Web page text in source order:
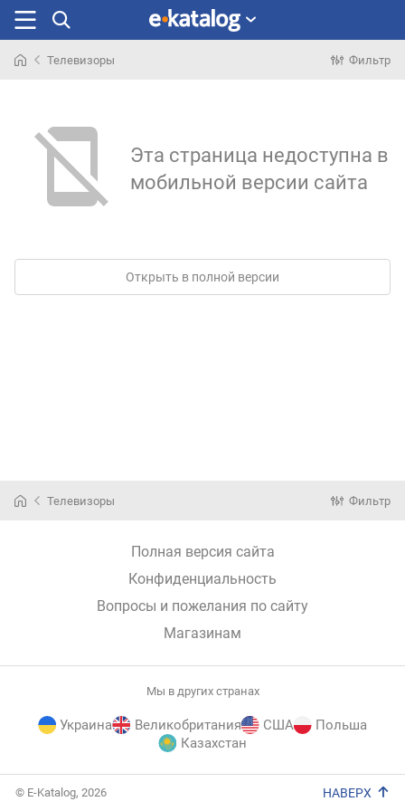
Телевизоры Фильтр
Эта страница недоступна в
мобильной версии сайта
Открыть в полной версии
Телевизоры Фильтр
Полная версия сайта
Конфиденциальность
Вопросы и пожелания по сайту
Магазинам
Мы в других странах
Украина Великобритания США
Польша
Казахстан
© E-Katalog, 2026 НАВЕРХ